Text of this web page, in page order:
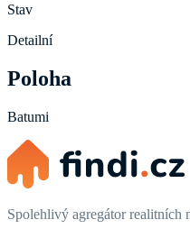
Stav
Detailní
Poloha
Batumi
Spolehlivý agregátor realitních